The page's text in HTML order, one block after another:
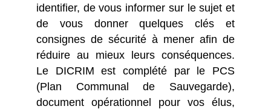
identifier, de vous informer sur le sujet et
de vous donner quelques clés et
consignes de sécurité à mener afin de
réduire au mieux leurs conséquences.
Le DICRIM est complété par le PCS
(Plan Communal de Sauvegarde),
document opérationnel pour vos élus,